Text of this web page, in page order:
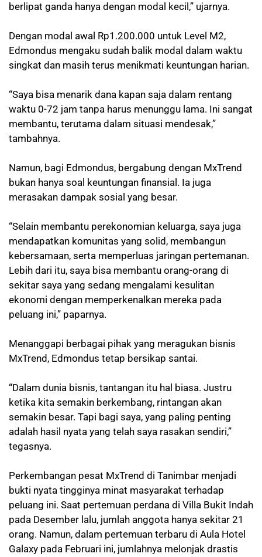
berlipat ganda hanya dengan modal kecil,” ujarnya.
Dengan modal awal Rp1.200.000 untuk Level M2,
Edmondus mengaku sudah balik modal dalam waktu
singkat dan masih terus menikmati keuntungan harian.
“Saya bisa menarik dana kapan saja dalam rentang
waktu 0-72 jam tanpa harus menunggu lama. Ini sangat
membantu, terutama dalam situasi mendesak,”
tambahnya.
Namun, bagi Edmondus, bergabung dengan MxTrend
bukan hanya soal keuntungan finansial. Ia juga
merasakan dampak sosial yang besar.
“Selain membantu perekonomian keluarga, saya juga
mendapatkan komunitas yang solid, membangun
kebersamaan, serta memperluas jaringan pertemanan.
Lebih dari itu, saya bisa membantu orang-orang di
sekitar saya yang sedang mengalami kesulitan
ekonomi dengan memperkenalkan mereka pada
peluang ini,” paparnya.
Menanggapi berbagai pihak yang meragukan bisnis
MxTrend, Edmondus tetap bersikap santai.
“Dalam dunia bisnis, tantangan itu hal biasa. Justru
ketika kita semakin berkembang, rintangan akan
semakin besar. Tapi bagi saya, yang paling penting
adalah hasil nyata yang telah saya rasakan sendiri,”
tegasnya.
Perkembangan pesat MxTrend di Tanimbar menjadi
bukti nyata tingginya minat masyarakat terhadap
peluang ini. Saat pertemuan perdana di Villa Bukit Indah
pada Desember lalu, jumlah anggota hanya sekitar 21
orang. Namun, dalam pertemuan terbaru di Aula Hotel
Galaxy pada Februari ini, jumlahnya melonjak drastis